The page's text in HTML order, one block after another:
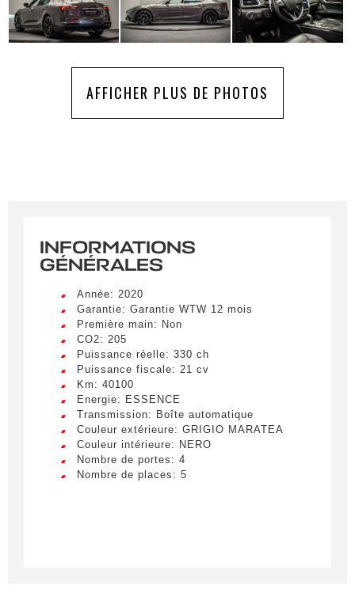
Créer une alerte
Remplissez le formulaire ci-dessous pour recevoir
une notification par e-mail dès qu’un véhicule
correspondant à vos critères sera disponible.
Civilité
LIVRAISON PARTOUT EN
AFFICHER PLUS DE PHOTOS
INFORMATIONS
GÉNÉRALES
Année: 2020
Garantie: Garantie WTW 12 mois
Première main: Non
CO2: 205
Puissance réelle: 330 ch
Puissance fiscale: 21 cv
Km: 40100
Energie: ESSENCE
Transmission: Boîte automatique
Couleur extérieure: GRIGIO MARATEA
Couleur intérieure: NERO
Nombre de portes: 4
Nombre de places: 5